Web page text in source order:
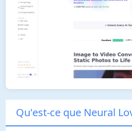
Qu'est-ce que Neural